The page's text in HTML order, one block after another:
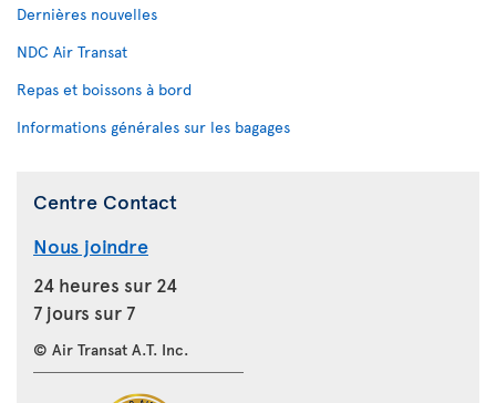
Dernières nouvelles
NDC Air Transat
Repas et boissons à bord
Informations générales sur les bagages
Centre Contact
Nous joindre
24 heures sur 24
7 jours sur 7
© Air Transat A.T. Inc.